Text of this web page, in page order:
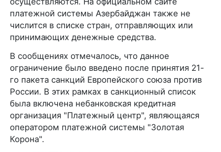
платежной системы Азербайджан также не
числится в списке стран, отправляющих или
принимающих денежные средства.
В сообщениях отмечалось, что данное
ограничение было введено после принятия 21-
го пакета санкций Европейского союза против
России. В этих рамках в санкционный список
была включена небанковская кредитная
организация "Платежный центр", являющаяся
оператором платежной системы "Золотая
Корона".